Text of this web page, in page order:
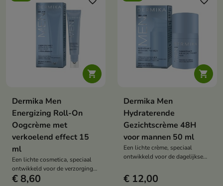

Dermika Men
Energizing Roll-On
Oogcrème met
verkoelend effect 15
ml
Een lichte cosmetica, speciaal
ontwikkeld voor de verzorging
van de delicate huid rond de
€ 8,60

Dermika Men
Hydraterende
Gezichtscrème 48H
voor mannen 50 ml
Een lichte crème, speciaal
ontwikkeld voor de dagelijkse
€ 12,00